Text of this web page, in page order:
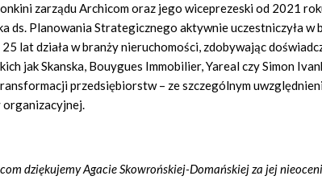
zarządu Archicom oraz jego wiceprezeski od 2021
ds. Planowania Strategicznego aktywnie uczestniczyła w
lat działa w branży nieruchomości, zdobywając
jak Skanska, Bouygues Immobilier, Yareal czy Simon
przedsiębiorstw – ze szczególnym
organizacyjnej.
dziękujemy Agacie Skowrońskiej-Domańskiej za jej